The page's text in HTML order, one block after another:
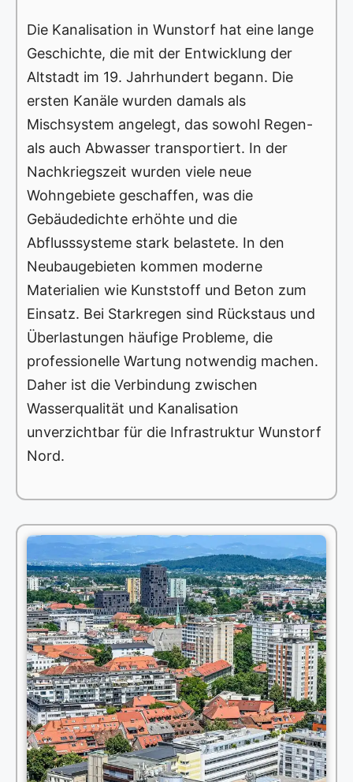
Die Kanalisation in Wunstorf hat eine lange
Geschichte, die mit der Entwicklung der
Altstadt im 19. Jahrhundert begann. Die
ersten Kanäle wurden damals als
Mischsystem angelegt, das sowohl Regen-
als auch Abwasser transportiert. In der
Nachkriegszeit wurden viele neue
Wohngebiete geschaffen, was die
Gebäudedichte erhöhte und die
Abflusssysteme stark belastete. In den
Neubaugebieten kommen moderne
Materialien wie Kunststoff und Beton zum
Einsatz. Bei Starkregen sind Rückstaus und
Überlastungen häufige Probleme, die
professionelle Wartung notwendig machen.
Daher ist die Verbindung zwischen
Wasserqualität und Kanalisation
unverzichtbar für die Infrastruktur Wunstorf
Nord.